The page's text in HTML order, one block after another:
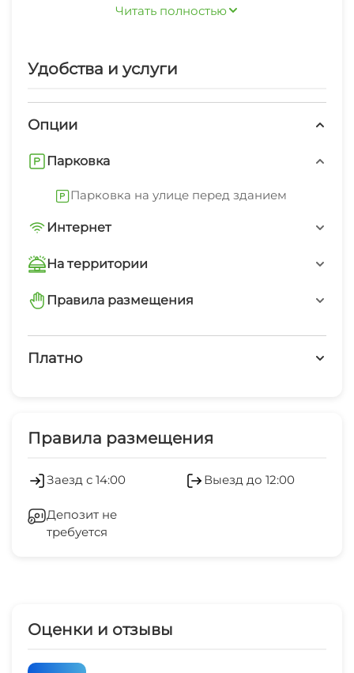
номерах имеется балкон, кондиционер,
отлично подходят для прогулок. Расстояние до
8км.
Читать полностью
Удобства и услуги
Опции
Парковка
Парковка на улице перед зданием
Интернет
Wi-Fi интернет на всей территории
На территории
Интернет Wi-Fi
Семейные номера
Правила размещения
запрещено курить в помещениях
Платно
Камера хранения
Правила размещения
Заезд с 14:00 Выезд до 12:00
Депозит не
требуется
Оценки и отзывы